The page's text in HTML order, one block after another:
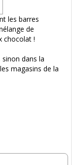
les barres
de
chocolat !
dans la
magasins de la